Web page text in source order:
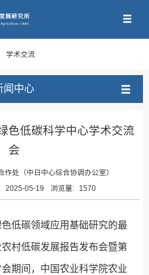
学术交流
闻中心
色低碳科学中心学术交流
会
作处（中日中心综合协调办公室）
2025-05-19 浏览量: 1570
低碳领域应用基础研究的最
村低碳发展报告发布会暨第
期间，中国农业科学院农业